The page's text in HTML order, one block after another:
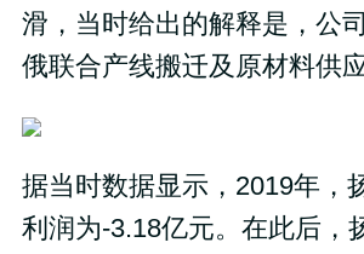
滑，当时给出的解释是，公
俄联合产线搬迁及原材料供应
据当时数据显示，2019年，
利润为-3.18亿元。在此后，